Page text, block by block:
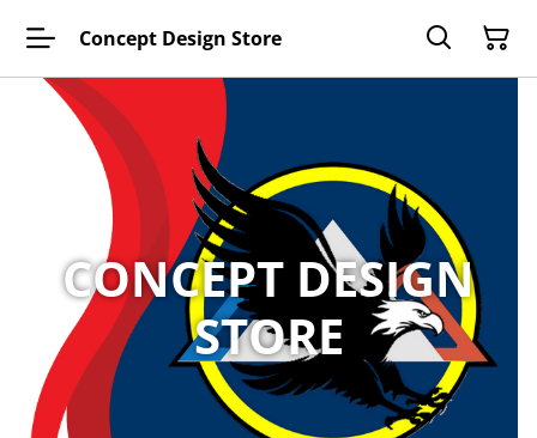
Concept Design Store
CONCEPT DESIGN
STORE